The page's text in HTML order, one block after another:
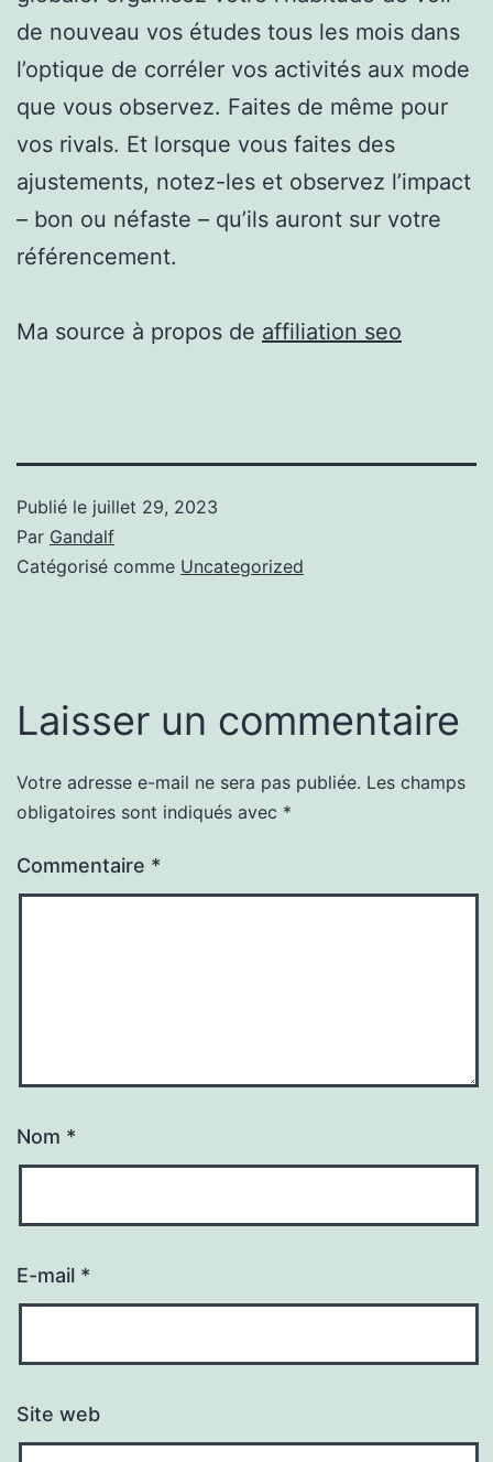
de nouveau vos études tous les mois dans
l’optique de corréler vos activités aux mode
que vous observez. Faites de même pour
vos rivals. Et lorsque vous faites des
ajustements, notez-les et observez l’impact
– bon ou néfaste – qu’ils auront sur votre
référencement.
Ma source à propos de affiliation seo
Publié le juillet 29, 2023
Par Gandalf
Catégorisé comme Uncategorized
Laisser un commentaire
Votre adresse e-mail ne sera pas publiée. Les champs
obligatoires sont indiqués avec *
Commentaire *
Nom *
E-mail *
Site web